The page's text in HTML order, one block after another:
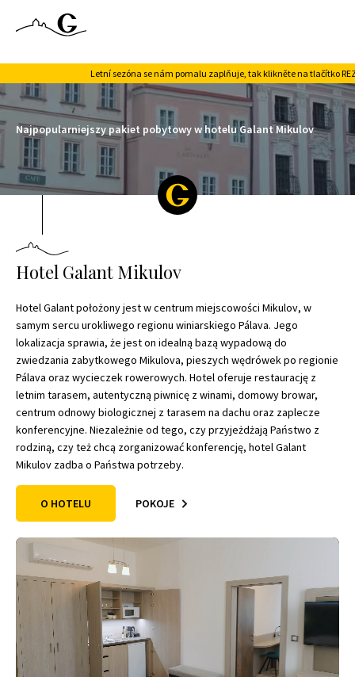
Letní sezóna se nám pomalu zaplňuje, tak klikněte na tlačítko
Najpopularniejszy pakiet pobytowy w hotelu Galant Mikulov
Hotel Galant Mikulov
Hotel Galant położony jest w centrum miejscowości Mikulov, w
samym sercu urokliwego regionu winiarskiego Pálava. Jego
lokalizacja sprawia, że jest on idealną bazą wypadową do
zwiedzania zabytkowego Mikulova, pieszych wędrówek po regionie
Pálava oraz wycieczek rowerowych. Hotel oferuje restaurację z
letnim tarasem, autentyczną piwnicę z winami, domowy browar,
centrum odnowy biologicznej z tarasem na dachu oraz zaplecze
konferencyjne. Niezależnie od tego, czy przyjeżdżają Państwo z
rodziną, czy też chcą zorganizować konferencję, hotel Galant
Mikulov zadba o Państwa potrzeby.
O HOTELU POKOJE